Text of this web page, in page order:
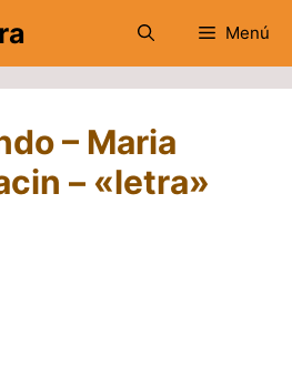
Menú
– Maria
– «letra»